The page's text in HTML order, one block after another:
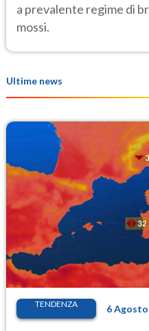
a prevalente regime di
mossi.
Ultime news
TENDENZA 6